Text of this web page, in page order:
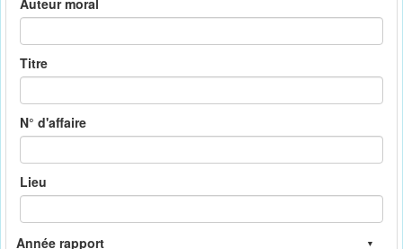
Titre
N° d'affaire
Lieu